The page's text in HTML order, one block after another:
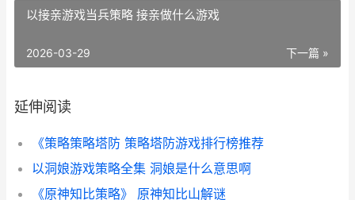
以接亲游戏当兵策略 接亲做什么游戏
下一篇 »
2026-03-29
延伸阅读
《策略策略塔防 策略塔防游戏排行榜推荐
以洞娘游戏策略全集 洞娘是什么意思啊
《原神知比策略》 原神知比山解谜